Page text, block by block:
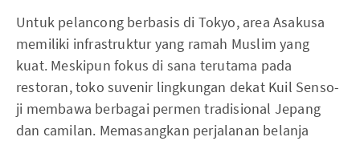
Untuk pelancong berbasis di Tokyo, area Asakusa
memiliki infrastruktur yang ramah Muslim yang
kuat. Meskipun fokus di sana terutama pada
restoran, toko suvenir lingkungan dekat Kuil Senso-
ji membawa berbagai permen tradisional Jepang
dan camilan. Memasangkan perjalanan belanja